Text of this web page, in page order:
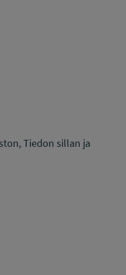
Tiedon sillan ja